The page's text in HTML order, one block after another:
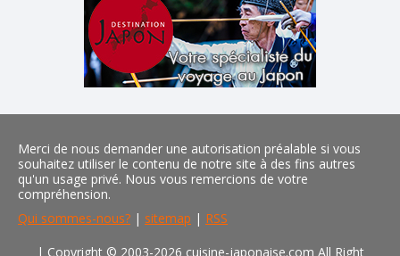
Merci de nous demander une autorisation préalable si vous
souhaitez utiliser le contenu de notre site à des fins autres
qu'un usage privé. Nous vous remercions de votre
compréhension.
Qui sommes-nous? | sitemap | RSS
| Copyright © 2003-2026 cuisine-japonaise.com All Right